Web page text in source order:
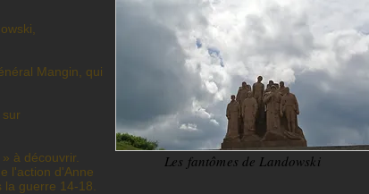
Mangin, qui
à découvrir.
l'action d'Anne
guerre 14-18.
Les fantômes de Landowski